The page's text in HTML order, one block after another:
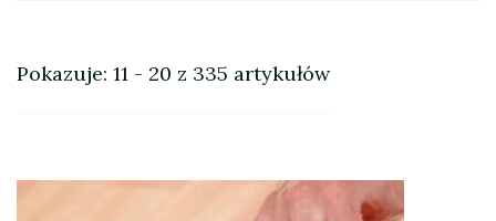
Pokazuje: 11 - 20 z 335 artykułów